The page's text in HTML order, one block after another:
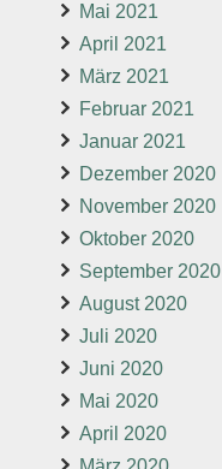
Mai 2021
April 2021
März 2021
Februar 2021
Januar 2021
Dezember 2020
November 2020
Oktober 2020
September 2020
August 2020
Juli 2020
Juni 2020
Mai 2020
April 2020